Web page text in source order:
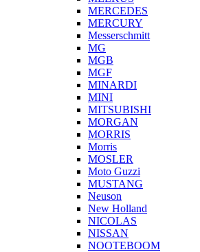
MERCEDES
MERCURY
Messerschmitt
MG
MGB
MGF
MINARDI
MINI
MITSUBISHI
MORGAN
MORRIS
Morris
MOSLER
Moto Guzzi
MUSTANG
Neuson
New Holland
NICOLAS
NISSAN
NOOTEBOOM